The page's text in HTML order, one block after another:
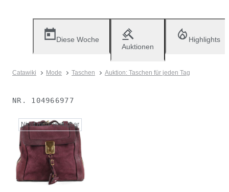
Diese Woche
Auktionen
Highlights
Catawiki Mode Taschen Auktion: Taschen für jeden Tag
NR. 104966977
Nicht mehr verfügbar